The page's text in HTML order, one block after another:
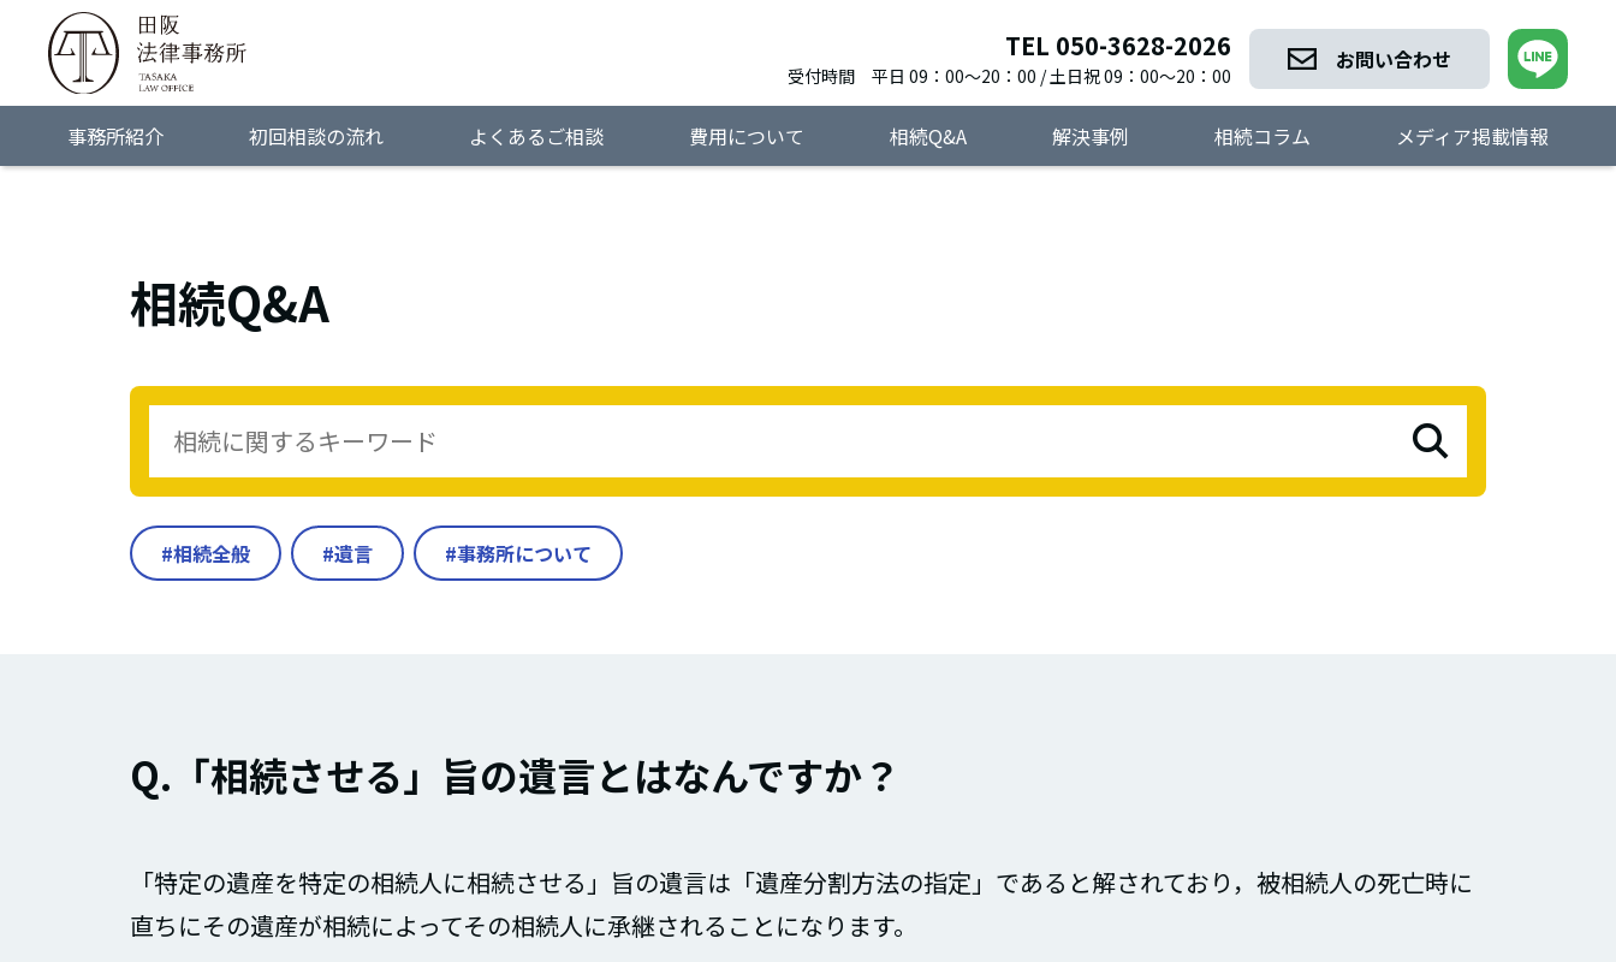
TEL 050-3628-2026
受付時間 平日 09：00～20：00 / 土日祝 09：00～20：00
お問い合わせ
事務所紹介 初回相談の流れ よくあるご相談 費用について 相続Q&A 解決事例 相続コラム メディア掲載情報
相続Q&A
相続全般 遺言 事務所について
Q.「相続させる」旨の遺言とはなんですか？
「特定の遺産を特定の相続人に相続させる」旨の遺言は「遺産分割方法の指定」であると解されており，被相続人の死亡時に
直ちにその遺産が相続によってその相続人に承継されることになります。